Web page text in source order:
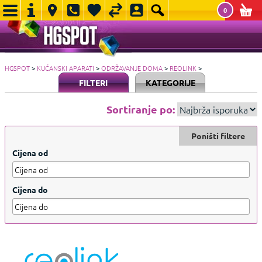
0
HGSPOT> KUĆANSKI APARATI >ODRŽAVANJE DOMA> REOLINK >
FILTERI KATEGORIJE
Sortiranje po:
Cijena od
Cijena do
Poništi filtere